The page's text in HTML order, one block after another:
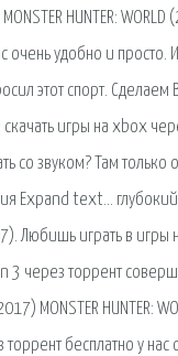
HUNTER:
очень удобно и
этот спорт.
игры на xbox
со звуком? Там
Expand text…
Любишь играть в игры
3 через торрент
MONSTER
бесплатно у